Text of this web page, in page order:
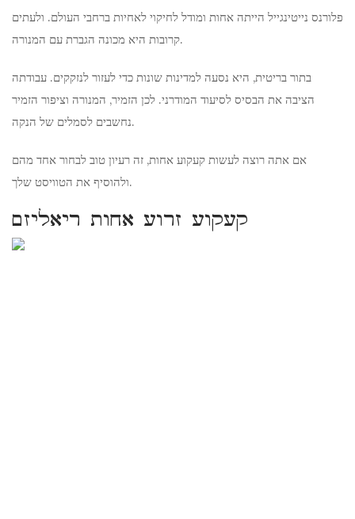
פלורנס נייטינגייל הייתה אחות ומודל לחיקוי לאחיות ברחבי העולם. ולעתים
קרובות היא מכונה הגברת עם המנורה.
בתור בריטית, היא נסעה למדינות שונות כדי לעזור לנזקקים. עבודתה
הציבה את הבסיס לסיעוד המודרני. לכן הזמיר, המנורה וציפור הזמיר
נחשבים לסמלים של הנקה.
אם אתה רוצה לעשות קעקוע אחות, זה רעיון טוב לבחור אחד מהם
ולהוסיף את הטוויסט שלך.
קעקוע זרוע אחות ריאליזם